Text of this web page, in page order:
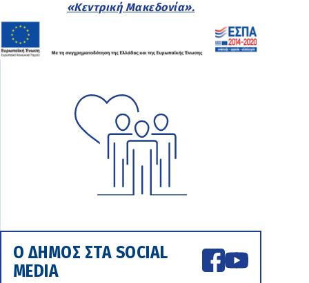
«Κεντρική Μακεδονία».
Ο ΔΗΜΟΣ ΣΤΑ SOCIAL
MEDIA